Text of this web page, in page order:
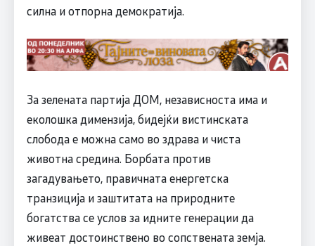
силна и отпорна демократија.
За зелената партија ДОМ, независноста има и
еколошка димензија, бидејќи вистинската
слобода е можна само во здрава и чиста
животна средина. Борбата против
загадувањето, правичната енергетска
транзиција и заштитата на природните
богатства се услов за идните генерации да
живеат достоинствено во сопствената земја.